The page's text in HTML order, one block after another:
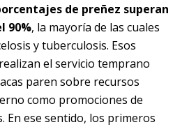
de preñez superan
90%, la mayoría de las cuales
y tuberculosis. Esos
el servicio temprano
paren sobre recursos
como promociones de
En ese sentido, los primeros